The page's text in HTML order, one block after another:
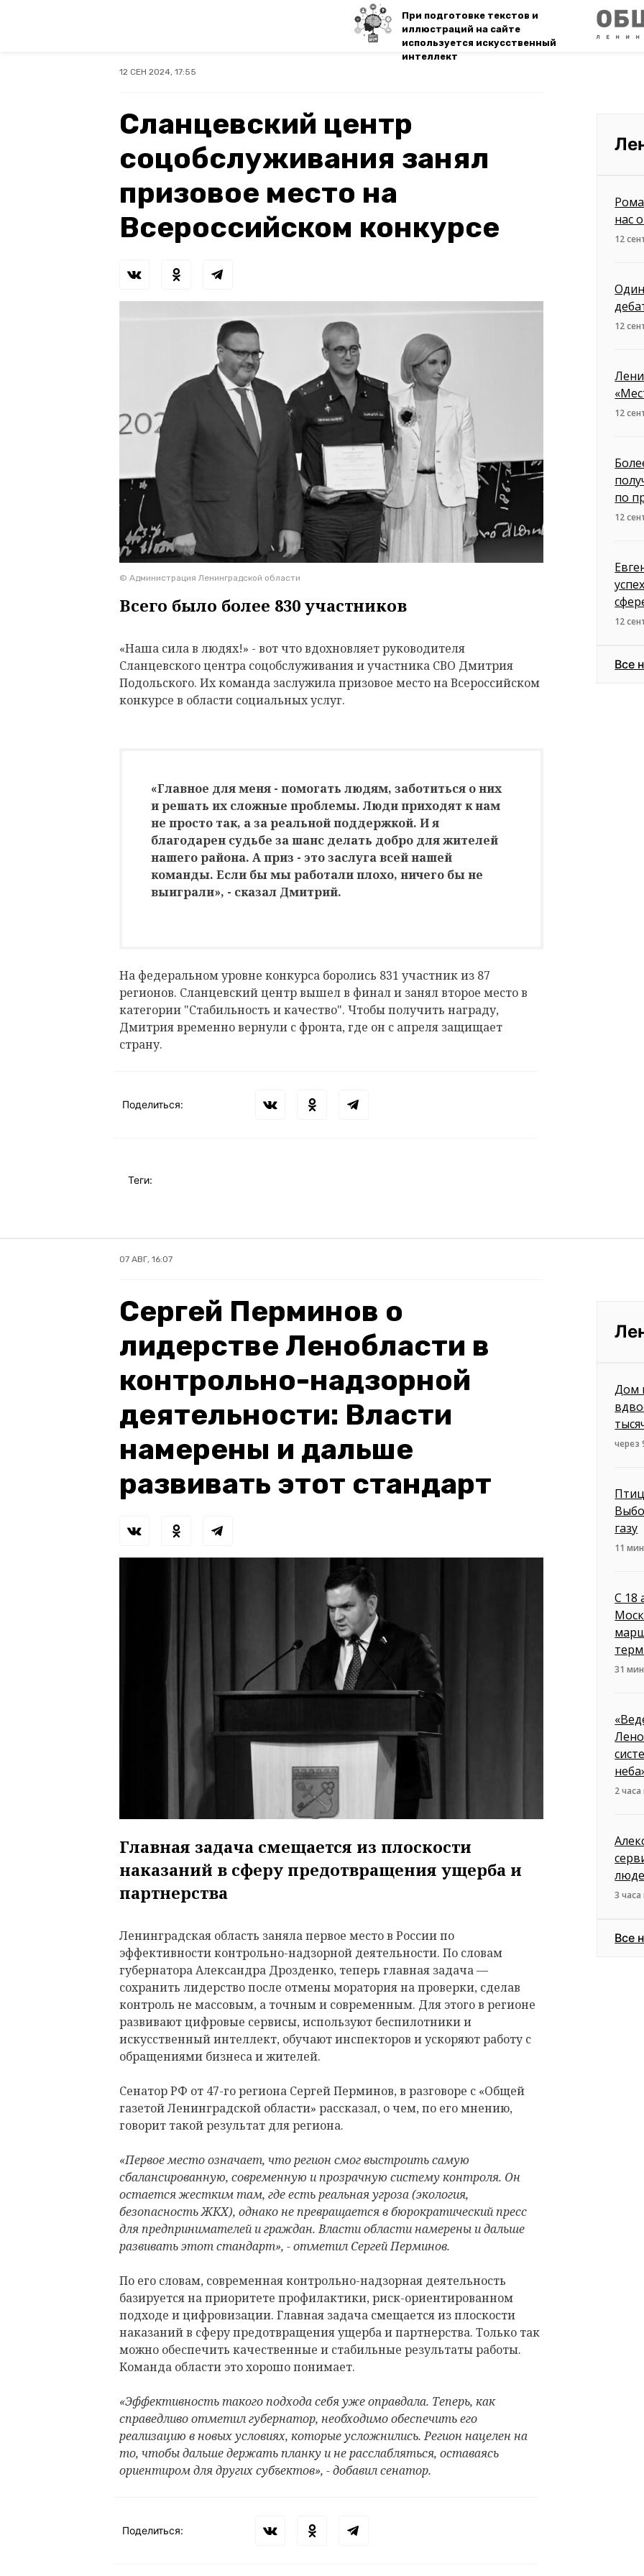
При подготовке текстов и
иллюстраций на сайте
используется искусственный
интеллект
12 СЕН 2024, 17:55
Сланцевский центр
соцобслуживания занял
призовое место на
Всероссийском конкурсе
© Администрация Ленинградской области
Всего было более 830 участников
«Наша сила в людях!» - вот что вдохновляет руководителя
Сланцевского центра соцобслуживания и участника СВО Дмитрия
Подольского. Их команда заслужила призовое место на Всероссийском
конкурсе в области социальных услуг.
«Главное для меня - помогать людям, заботиться о них
и решать их сложные проблемы. Люди приходят к нам
не просто так, а за реальной поддержкой. И я
благодарен судьбе за шанс делать добро для жителей
нашего района. А приз - это заслуга всей нашей
команды. Если бы мы работали плохо, ничего бы не
выиграли», - сказал Дмитрий.
На федеральном уровне конкурса боролись 831 участник из 87
регионов. Сланцевский центр вышел в финал и занял второе место в
категории "Стабильность и качество". Чтобы получить награду,
Дмитрия временно вернули с фронта, где он с апреля защищает
страну.
Поделиться:
Теги:
нас
12
12
12
по
12
12
Все
07 АВГ, 16:07
Сергей Перминов о
лидерстве Ленобласти в
контрольно-надзорной
деятельности: Власти
намерены и дальше
развивать этот стандарт
Главная задача смещается из плоскости
наказаний в сферу предотвращения ущерба и
партнерства
Ленинградская область заняла первое место в России по
эффективности контрольно-надзорной деятельности. По словам
губернатора Александра Дрозденко, теперь главная задача —
сохранить лидерство после отмены моратория на проверки, сделав
контроль не массовым, а точным и современным. Для этого в регионе
развивают цифровые сервисы, используют беспилотники и
искусственный интеллект, обучают инспекторов и ускоряют работу с
обращениями бизнеса и жителей.
Сенатор РФ от 47-го региона Сергей Перминов, в разговоре с «Общей
газетой Ленинградской области» рассказал, о чем, по его мнению,
говорит такой результат для региона.
«Первое место означает, что регион смог выстроить самую
сбалансированную, современную и прозрачную систему контроля. Он
остается жестким там, где есть реальная угроза (экология,
безопасность ЖКХ), однако не превращается в бюрократический пресс
для предпринимателей и граждан. Власти области намерены и дальше
развивать этот стандарт», - отметил Сергей Перминов.
По его словам, современная контрольно-надзорная деятельность
базируется на приоритете профилактики, риск-ориентированном
подходе и цифровизации. Главная задача смещается из плоскости
наказаний в сферу предотвращения ущерба и партнерства. Только так
можно обеспечить качественные и стабильные результаты работы.
Команда области это хорошо понимает.
«Эффективность такого подхода себя уже оправдала. Теперь, как
справедливо отметил губернатор, необходимо обеспечить его
реализацию в новых условиях, которые усложнились. Регион нацелен на
то, чтобы дальше держать планку и не расслабляться, оставаясь
ориентиром для других субъектов», - добавил сенатор.
Поделиться:
Дом
через
газу
11
С 18
31
2
3
Все